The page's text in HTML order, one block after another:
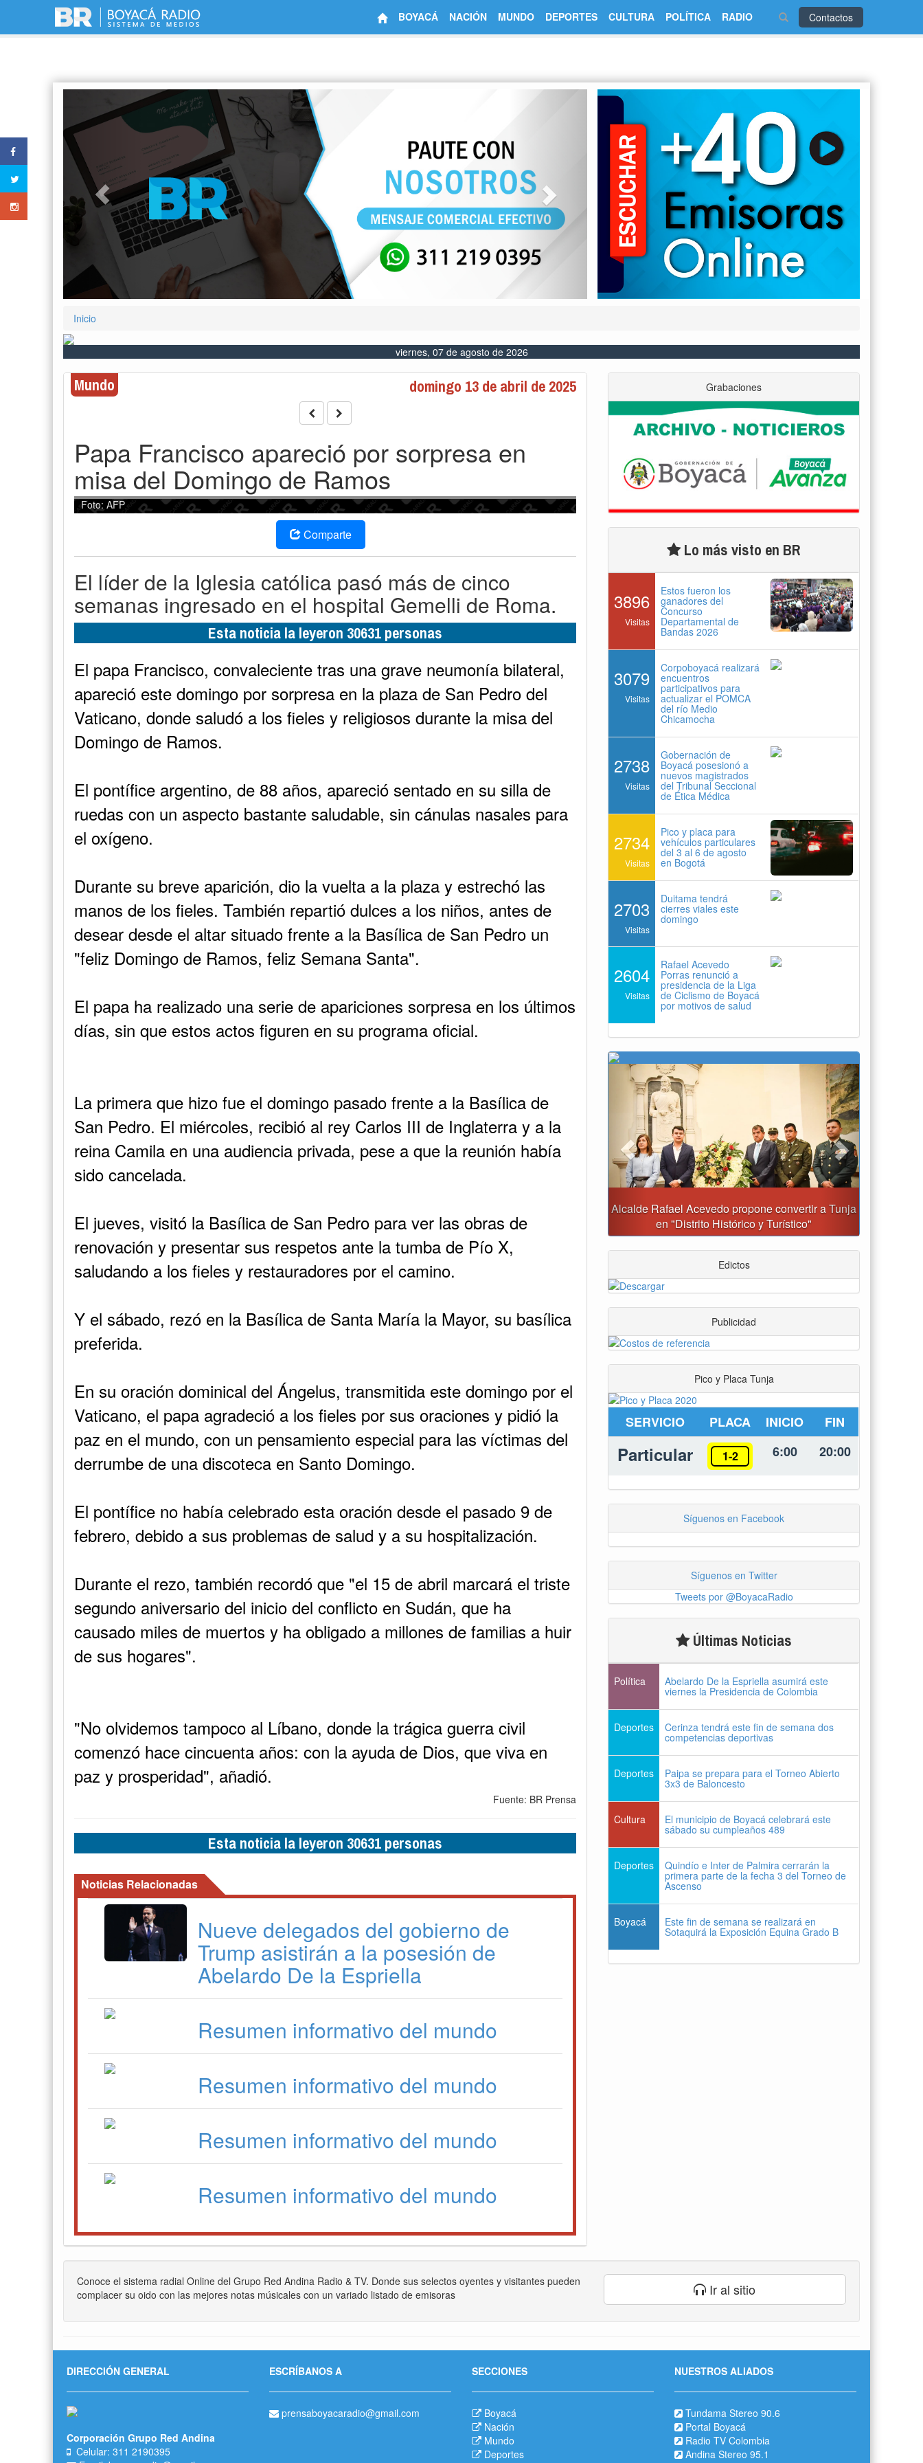
Contactos
BOYACÁ NACIÓN MUNDO DEPORTES CULTURA POLÍTICA RADIO
Previous
Inicio
viernes, 07 de agosto de 2026
Mundo domingo 13 de abril de 2025
Papa Francisco apareció por sorpresa en
misa del Domingo de Ramos
Foto: AFP
Comparte
El líder de la Iglesia católica pasó más de cinco
semanas ingresado en el hospital Gemelli de Roma.
Esta noticia la leyeron 30631 personas
El papa Francisco, convaleciente tras una grave neumonía bilateral,
apareció este domingo por sorpresa en la plaza de San Pedro del
Vaticano, donde saludó a los fieles y religiosos durante la misa del
Domingo de Ramos.
El pontífice argentino, de 88 años, apareció sentado en su silla de
ruedas con un aspecto bastante saludable, sin cánulas nasales para
el oxígeno.
Durante su breve aparición, dio la vuelta a la plaza y estrechó las
manos de los fieles. También repartió dulces a los niños, antes de
desear desde el altar situado frente a la Basílica de San Pedro un
"feliz Domingo de Ramos, feliz Semana Santa".
El papa ha realizado una serie de apariciones sorpresa en los últimos
días, sin que estos actos figuren en su programa oficial.
La primera que hizo fue el domingo pasado frente a la Basílica de
San Pedro. El miércoles, recibió al rey Carlos III de Inglaterra y a la
reina Camila en una audiencia privada, pese a que la reunión había
sido cancelada.
El jueves, visitó la Basílica de San Pedro para ver las obras de
renovación y presentar sus respetos ante la tumba de Pío X,
saludando a los fieles y restauradores por el camino.
Y el sábado, rezó en la Basílica de Santa María la Mayor, su basílica
preferida.
En su oración dominical del Ángelus, transmitida este domingo por el
Vaticano, el papa agradeció a los fieles por sus oraciones y pidió la
paz en el mundo, con un pensamiento especial para las víctimas del
derrumbe de una discoteca en Santo Domingo.
El pontífice no había celebrado esta oración desde el pasado 9 de
febrero, debido a sus problemas de salud y a su hospitalización.
Durante el rezo, también recordó que "el 15 de abril marcará el triste
segundo aniversario del inicio del conflicto en Sudán, que ha
causado miles de muertos y ha obligado a millones de familias a huir
de sus hogares".
"No olvidemos tampoco al Líbano, donde la trágica guerra civil
comenzó hace cincuenta años: con la ayuda de Dios, que viva en
paz y prosperidad", añadió.
Fuente: BR Prensa
Esta noticia la leyeron 30631 personas
Noticias Relacionadas
Nueve delegados del gobierno de
Trump asistirán a la posesión de
Abelardo De la Espriella
Resumen informativo del mundo
Resumen informativo del mundo
Resumen informativo del mundo
Resumen informativo del mundo
Grabaciones
Lo más visto en BR
3896
Visitas
Estos fueron los
ganadores del
Concurso
Departamental de
Bandas 2026
3079
Visitas
Corpoboyacá realizará
encuentros
participativos para
actualizar el POMCA
del río Medio
Chicamocha
2738
Visitas
Gobernación de
Boyacá posesionó a
nuevos magistrados
del Tribunal Seccional
de Ética Médica
2734
Visitas
Pico y placa para
vehículos particulares
del 3 al 6 de agosto
en Bogotá
2703
Visitas
Duitama tendrá
cierres viales este
domingo
2604
Visitas
Rafael Acevedo
Porras renunció a
presidencia de la Liga
de Ciclismo de Boyacá
por motivos de salud
Alcalde Rafael Acevedo propone convertir a Tunja
en "Distrito Histórico y Turístico"
Gobernación y Alcaldía de Tunja revisan 120
proyectos con inversiones superiores a $385.000
millones
Previous Next
Edictos
Publicidad
Pico y Placa Tunja
SERVICIO PLACA INICIO FIN
Particular 1-2 6:00 20:00
Síguenos en Facebook
Síguenos en Twitter
Tweets por @BoyacaRadio
Últimas Noticias
Política Abelardo De la Espriella asumirá este
viernes la Presidencia de Colombia
Deportes Cerinza tendrá este fin de semana dos
competencias deportivas
Deportes Paipa se prepara para el Torneo Abierto
3x3 de Baloncesto
Cultura El municipio de Boyacá celebrará este
sábado su cumpleaños 489
Deportes Quindío e Inter de Palmira cerrarán la
primera parte de la fecha 3 del Torneo de
Ascenso
Boyacá Este fin de semana se realizará en
Sotaquirá la Exposición Equina Grado B
Conoce el sistema radial Online del Grupo Red Andina Radio & TV. Donde sus selectos oyentes y visitantes pueden
complacer su oido con las mejores notas músicales con un variado listado de emisoras
Ir al sitio
DIRECCIÓN GENERAL
Corporación Grupo Red Andina
Celular: 311 2190395
ESCRÍBANOS A
prensaboyacaradio@gmail.com
SECCIONES
Boyacá
Nación
Mundo
Deportes
NUESTROS ALIADOS
Tundama Stereo 90.6
Portal Boyacá
Radio TV Colombia
Andina Stereo 95.1